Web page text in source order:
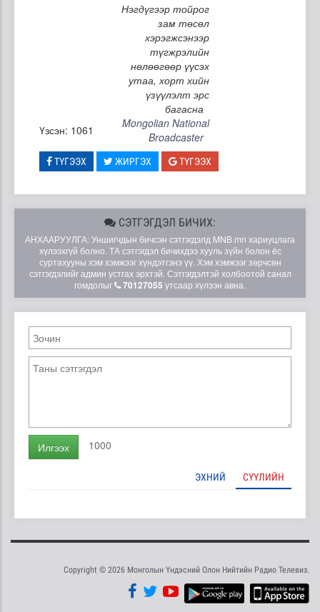
Нэгдүгээр тойрог
зам төсөл
хэрэгжсэнээр
түгжрэлийн
нөлөөгөөр үүсэх
утаа, хорт хийн
үзүүлэлт эрс
багасна
Үзсэн: 1061
Mongolian National
Broadcaster
ТҮГЭЭХ ЖИРГЭХ ТҮГЭЭХ
СЭТГЭГДЭЛ БИЧИХ:
АНХААРУУЛГА: Уншигчдын бичсэн сэтгэгдэлд MNB.mn хариуцлага
хүлээхгүй болно. ТА сэтгэгдэл бичихдээ хууль зүйн болон ёс
суртахууны хэм хэмжээг хүндэтгэнэ үү. Хэм хэмжээг зөрчсөн
сэтгэгдэлийг админ устгах эрхтэй. Сэтгэгдэлтэй холбоотой санал
гомдолыг
70127055 утсаар хүлээн авна.
Илгээх 1000
ЭХНИЙ СҮҮЛИЙН
Copyright © 2026 Монголын Үндэсний Олон Нийтийн Радио Телевиз.